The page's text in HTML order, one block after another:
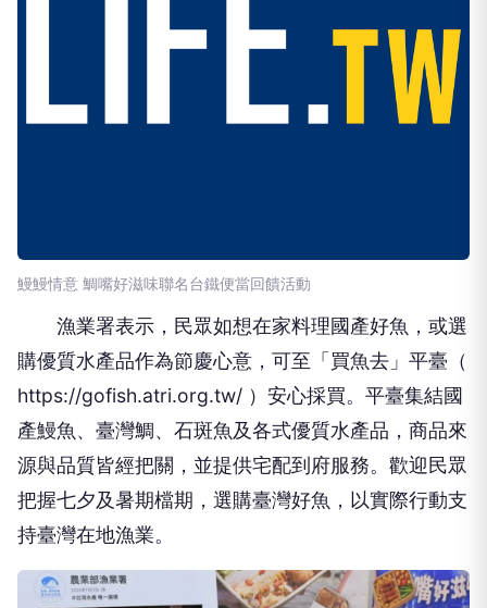
鰻鰻情意 鯛嘴好滋味聯名台鐵便當回饋活動
漁業署表示，民眾如想在家料理國產好魚，或選
購優質水產品作為節慶心意，可至「買魚去」平臺（
https://gofish.atri.org.tw/ ）安心採買。平臺集結國
產鰻魚、臺灣鯛、石斑魚及各式優質水產品，商品來
源與品質皆經把關，並提供宅配到府服務。歡迎民眾
把握七夕及暑期檔期，選購臺灣好魚，以實際行動支
持臺灣在地漁業。